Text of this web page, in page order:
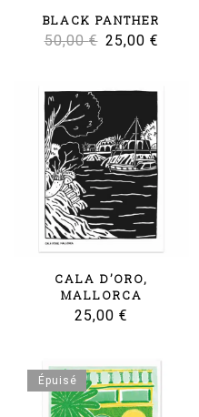
BLACK PANTHER
50,00€ Le
initial
était :
50,00 €.
25,00 €
actuel
est :
CALA D’ORO,
MALLORCA
25,00 €
Épuisé